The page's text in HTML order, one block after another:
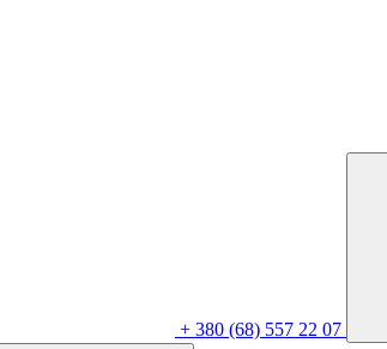
+ 380 (68) 557 22 07